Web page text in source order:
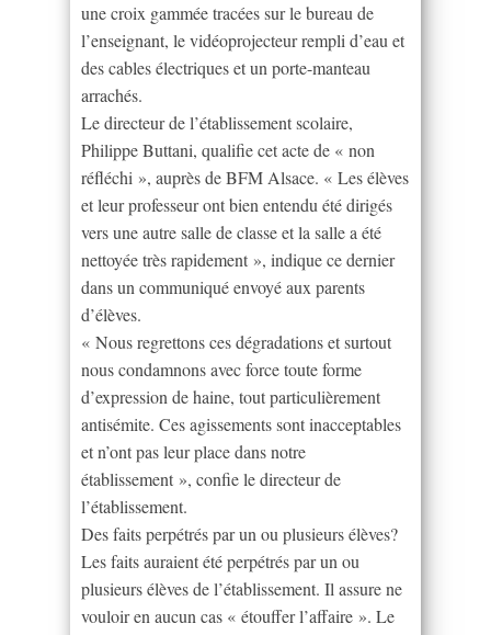
une croix gammée tracées sur le bureau de
l’enseignant, le vidéoprojecteur rempli d’eau et
des cables électriques et un porte-manteau
arrachés.
Le directeur de l’établissement scolaire,
Philippe Buttani, qualifie cet acte de « non
réfléchi », auprès de BFM Alsace. « Les élèves
et leur professeur ont bien entendu été dirigés
vers une autre salle de classe et la salle a été
nettoyée très rapidement », indique ce dernier
dans un communiqué envoyé aux parents
d’élèves.
« Nous regrettons ces dégradations et surtout
nous condamnons avec force toute forme
d’expression de haine, tout particulièrement
antisémite. Ces agissements sont inacceptables
et n’ont pas leur place dans notre
établissement », confie le directeur de
l’établissement.
Des faits perpétrés par un ou plusieurs élèves?
Les faits auraient été perpétrés par un ou
plusieurs élèves de l’établissement. Il assure ne
vouloir en aucun cas « étouffer l’affaire ». Le